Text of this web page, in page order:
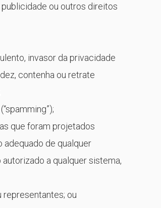
ou outros direitos
invasor da privacidade
contenha ou retrate
que foram projetados
adequado de qualquer
a qualquer sistema,
representantes; ou